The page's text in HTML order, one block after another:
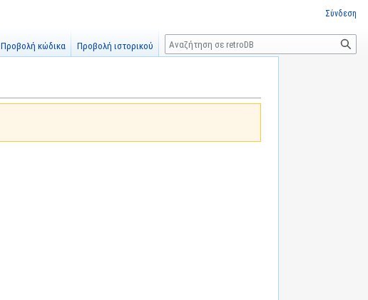
Σύνδεση
Προβολή κώδικα Προβολή ιστορικού
Αναζήτηση